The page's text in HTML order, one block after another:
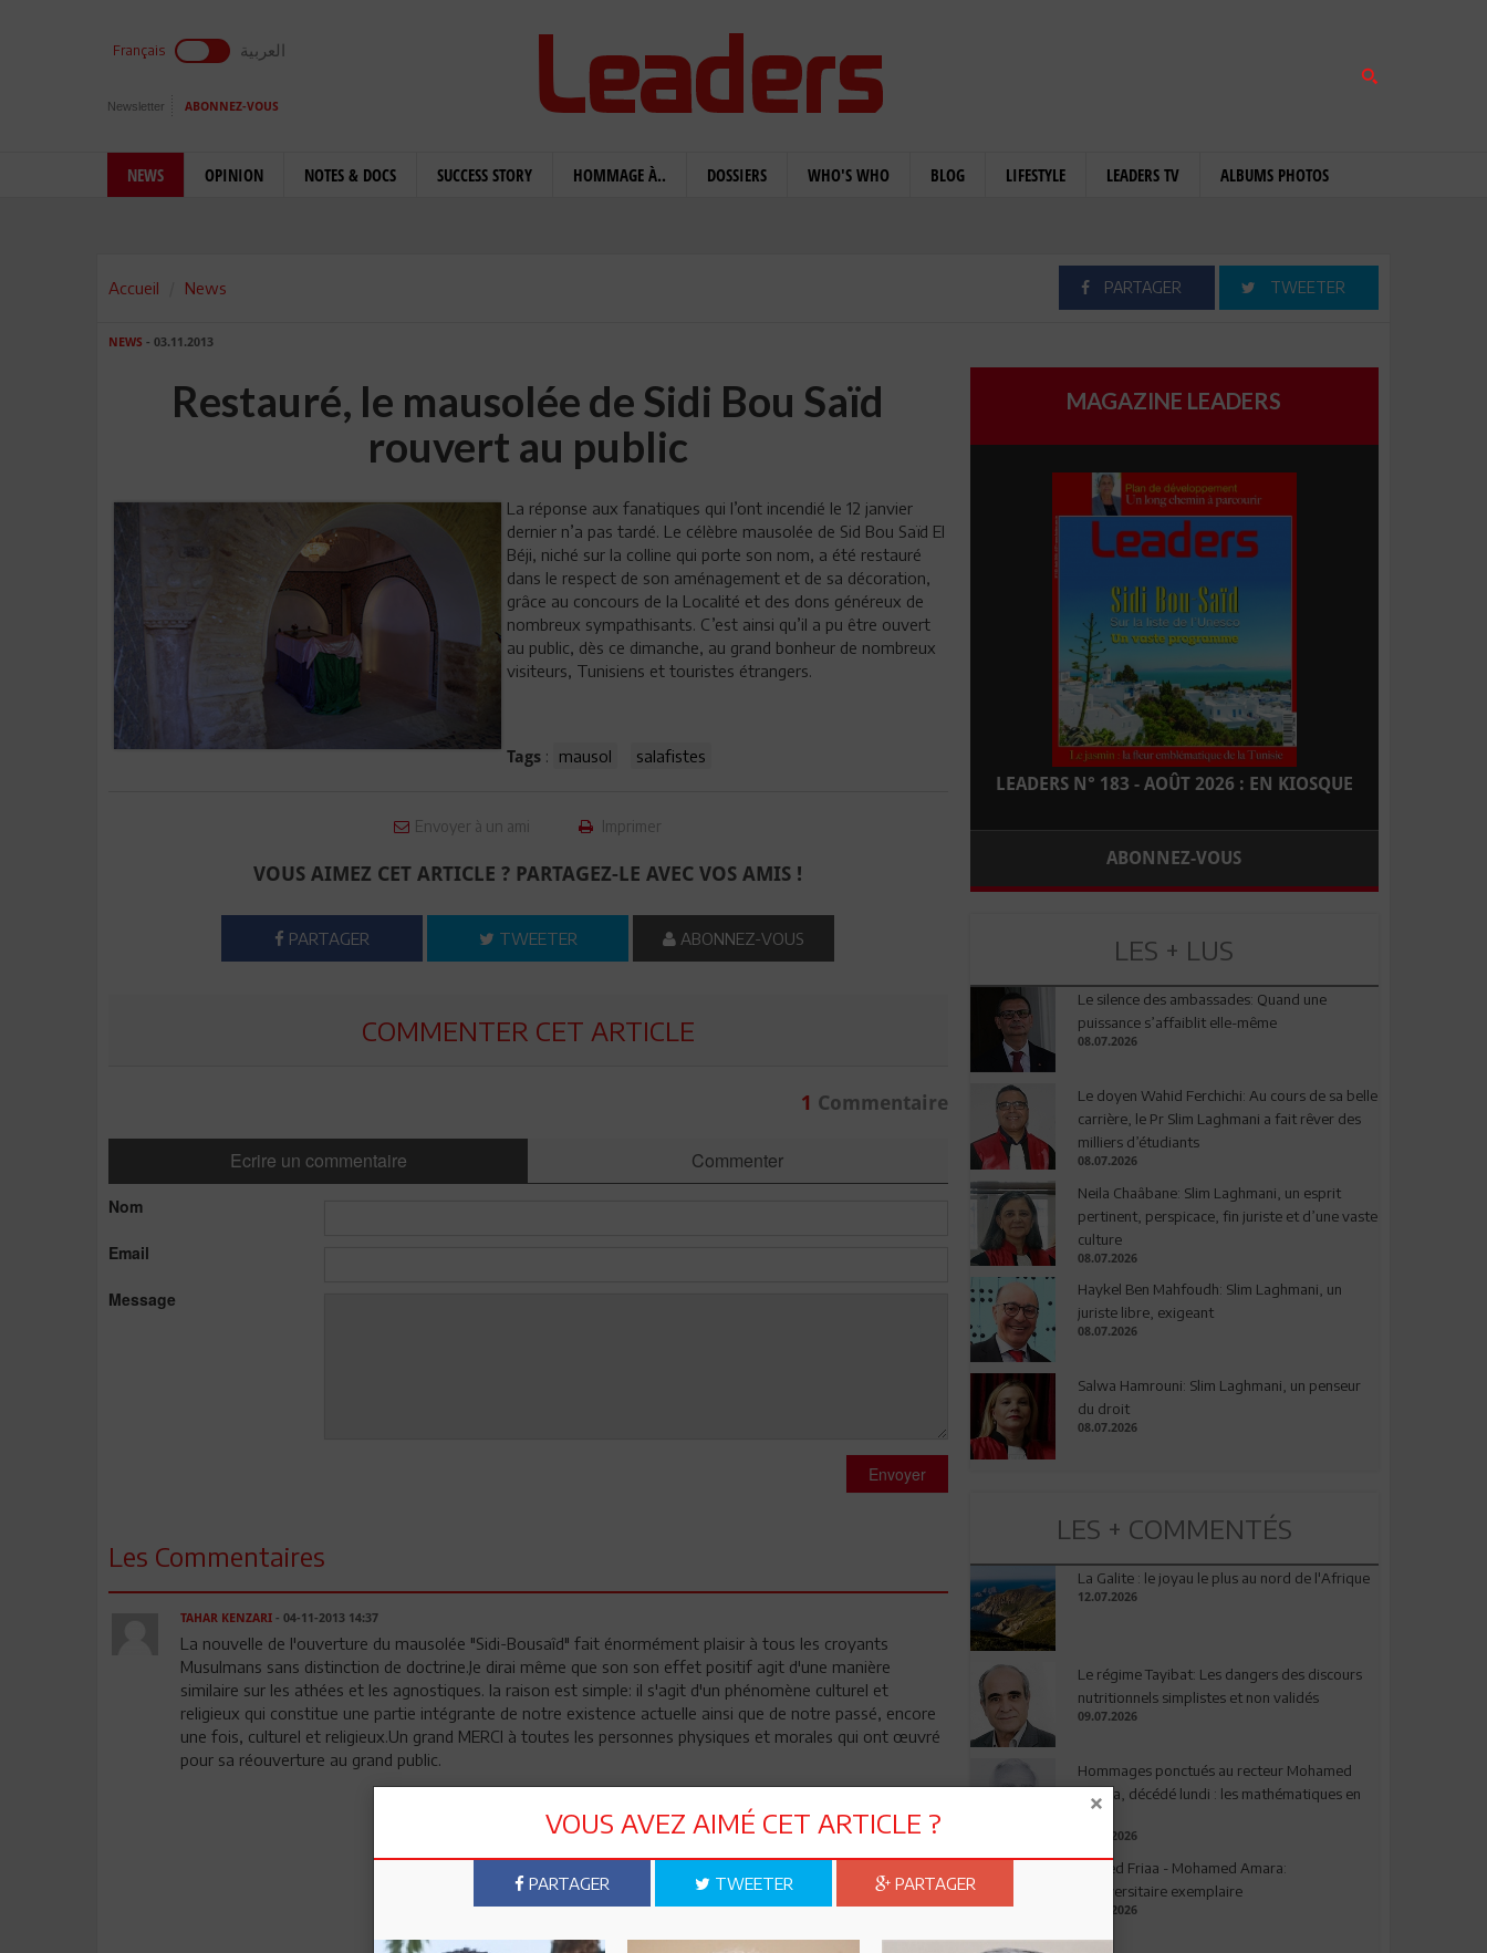
Français العربية
Newsletter ABONNEZ-VOUS
NEWS OPINION NOTES & DOCS SUCCESS STORY HOMMAGE À.. DOSSIERS WHO'S WHO BLOG LIFESTYLE LEADERS TV ALBUMS PHOTOS
Accueil News PARTAGER TWEETER
NEWS - 03.11.2013
Restauré, le mausolée de Sidi Bou Saïd
rouvert au public
La réponse aux fanatiques qui l’ont incendié le 12 janvier
dernier n’a pas tardé. Le célèbre mausolée de Sid Bou Saïd El
Béji, niché sur la colline qui porte son nom, a été restauré
dans le respect de son aménagement et de sa décoration,
grâce au concours de la Localité et des dons généreux de
nombreux sympathisants. C’est ainsi qu’il a pu être ouvert
au public, dès ce dimanche, au grand bonheur de nombreux
visiteurs, Tunisiens et touristes étrangers.
Tags : mausol salafistes
Envoyer à un ami Imprimer
VOUS AIMEZ CET ARTICLE ? PARTAGEZ-LE AVEC VOS AMIS !
PARTAGER TWEETER ABONNEZ-VOUS
COMMENTER CET ARTICLE
1 Commentaire
Ecrire un commentaire Commenter
Nom
Email
Message
Envoyer
Les Commentaires
TAHAR KENZARI- 04-11-2013 14:37
La nouvelle de l'ouverture du mausolée "Sidi-Bousaîd" fait énormément plaisir à tous les croyants
Musulmans sans distinction de doctrine.Je dirai même que son son effet positif agit d'une manière
similaire sur les athées et les agnostiques. la raison est simple: il s'agit d'un phénomène culturel et
religieux qui constitue une partie intégrante de notre existence actuelle ainsi que de notre passé, encore
une fois, culturel et religieux.Un grand MERCI à toutes les personnes physiques et morales qui ont œuvré
pour sa réouverture au grand public.
MAGAZINE LEADERS
LEADERS N° 183 - AOÛT 2026 : EN KIOSQUE
ABONNEZ-VOUS
LES + LUS
Le silence des ambassades: Quand une
puissance s’affaiblit elle-même
08.07.2026
Le doyen Wahid Ferchichi: Au cours de sa belle
carrière, le Pr Slim Laghmani a fait rêver des
milliers d’étudiants
08.07.2026
Neila Chaâbane: Slim Laghmani, un esprit
pertinent, perspicace, fin juriste et d’une vaste
culture
08.07.2026
Haykel Ben Mahfoudh: Slim Laghmani, un
juriste libre, exigeant
08.07.2026
Salwa Hamrouni: Slim Laghmani, un penseur
du droit
08.07.2026
LES + COMMENTÉS
La Galite : le joyau le plus au nord de l'Afrique
12.07.2026
Le régime Tayibat: Les dangers des discours
nutritionnels simplistes et non validés
09.07.2026
Hommages ponctués au recteur Mohamed
Amara, décédé lundi : les mathématiques en
03.08.2026
Ahmed Friaa - Mohamed Amara:
l’Universitaire exemplaire
04.08.2026
VOUS AVEZ AIMÉ CET ARTICLE ?
PARTAGER TWEETER PARTAGER